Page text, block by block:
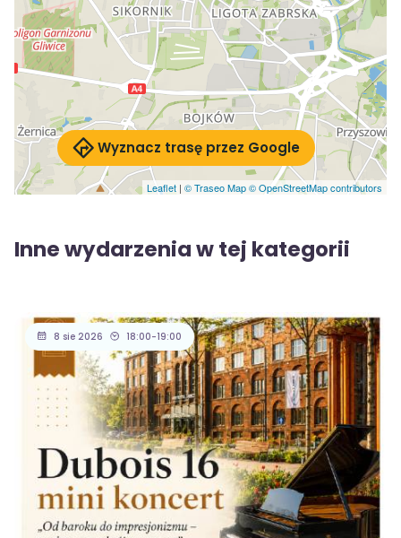
Leaflet | © Traseo Map© OpenStreetMap contributors
Wyznacz trasę przez Google
Inne wydarzenia w tej kategorii
8 sie 2026 18:00-19:00